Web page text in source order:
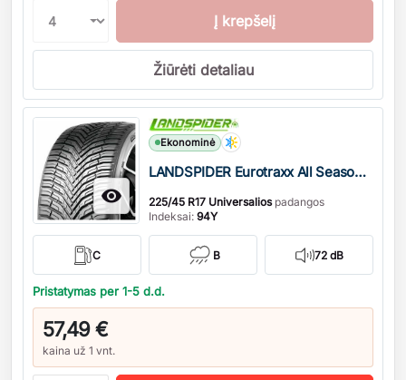
Į krepšelį
Žiūrėti detaliau

Ekonominė
LANDSPIDER Eurotraxx All Season M+S
225/45 R17 Universaliospadangos
Indeksai: 94Y
C B 72 dB
Pristatymas per 1-5 d.d.
57,49 €
kaina už 1 vnt.
Kiekis